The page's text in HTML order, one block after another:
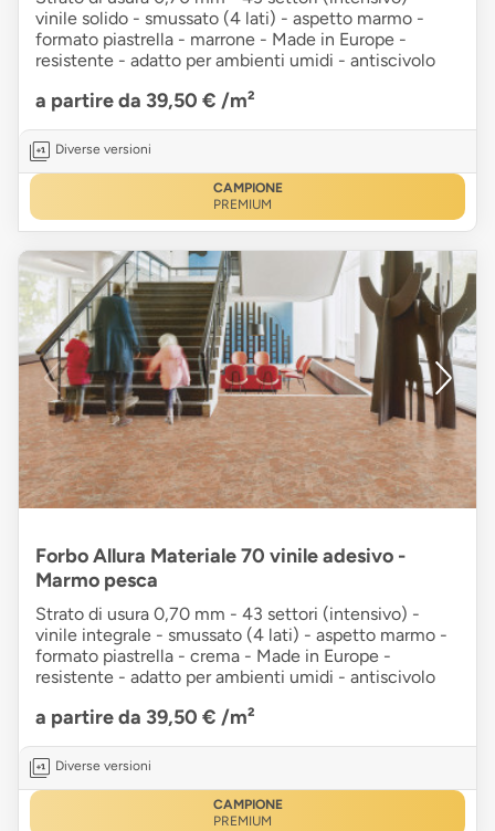
vinile solido - smussato (4 lati) - aspetto marmo -
formato piastrella - marrone - Made in Europe -
resistente - adatto per ambienti umidi - antiscivolo
a partire da 39,50 € /m²
Diverse versioni
CAMPIONE
PREMIUM
Forbo Allura Materiale 70 vinile adesivo -
Marmo pesca
Strato di usura 0,70 mm - 43 settori (intensivo) -
vinile integrale - smussato (4 lati) - aspetto marmo -
formato piastrella - crema - Made in Europe -
resistente - adatto per ambienti umidi - antiscivolo
a partire da 39,50 € /m²
Diverse versioni
CAMPIONE
PREMIUM